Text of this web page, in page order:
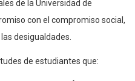
de la Universidad de
con el compromiso social,
desigualdades.
de estudiantes que: